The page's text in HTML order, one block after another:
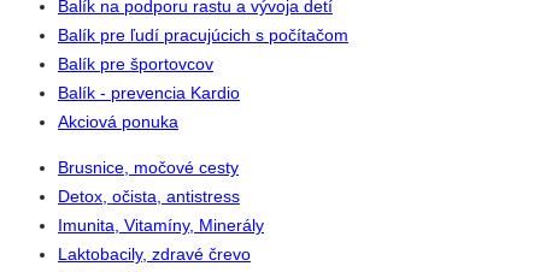
Balík na podporu rastu a vývoja detí
Balík pre ľudí pracujúcich s počítačom
Balík pre športovcov
Balík - prevencia Kardio
Akciová ponuka
Brusnice, močové cesty
Detox, očista, antistress
Imunita, Vitamíny, Minerály
Laktobacily, zdravé črevo